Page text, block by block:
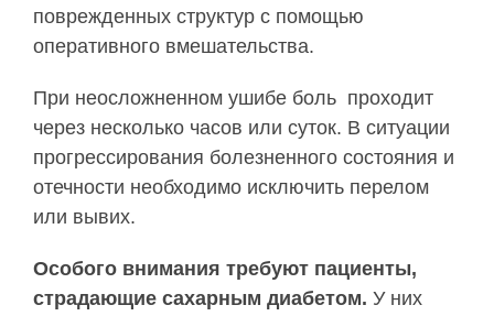
поврежденных структур с помощью
оперативного вмешательства.
При неосложненном ушибе боль проходит
через несколько часов или суток. В ситуации
прогрессирования болезненного состояния и
отечности необходимо исключить перелом
или вывих.
Особого внимания требуют пациенты,
страдающие сахарным диабетом. У них